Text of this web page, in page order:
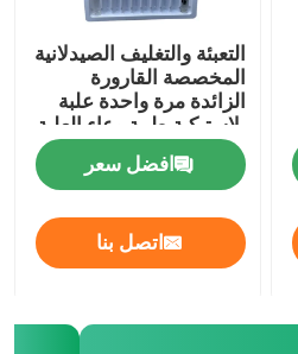
التعبئة والتغليف الصيدلانية
المخصصة القارورة
الزائدة مرة واحدة علبة
بلاستيكية طبية وعاء العلبة
افضل سعر
اتصل بنا